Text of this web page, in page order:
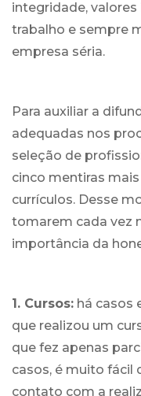
integridade,
trabalho e sempre
empresa séria.
Para auxiliar a
adequadas nos
seleção de
cinco mentiras
currículos. Desse
tomarem cada vez
importância da
1. Cursos: há casos
que realizou um
que fez apenas
casos, é muito fácil
contato com a